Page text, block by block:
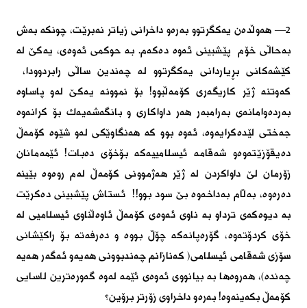
٢— هەوڵدەن یەكگرتوو بەرەو داخرانی زیاتر نەبرێت، چونكە بەش
بەحاڵی خۆم پێشبینی ئەوە دەكەم. بە حوكمی ئەوەی، یەكێ لە
كێشەكانی بڕیاردانی یەكگرتوو لە چەندین ساڵی رابردوودا،
كەوتنە ژێر كاریگەری كۆمەڵبوو! بۆ نموونە یەكێ لەو پاساوە
بەردەوامانەی بەرامبەر هەر داواكاری و بانگەشەیەك بۆ كرانەوە
جەختی لێدەكرایەوە، ئەوە بوو كە هەنگاوێكی لەو شێوە كۆمەڵ
دەیقۆزێتەوەو شەقامە ئیسلامییەكە بۆخۆی دەبات! ئێمەمانان
زۆرمان لێ داواكردن لە ژێر هەژموونی كۆمەڵ لەم روەوە بێینە
دەرەوە، بەڵام بەداخەوە بێ سود بوو!! ئستاش پێشبینی دەكرێت
بە دیوەكەی ترداو بە ناوی ئەوەی كۆمەڵ ئاوەڵناوی ئیسلامیی لە
خۆی كردۆتەوە، گۆرەپانەكە چۆڵ بووە و دەرفەتە بۆ راكێشانی
سۆزی شەقامی ئیسلامی( كەنازانم چەندبوونی هەیەو ئەگەر هەیە
چەندە)، هەروەها بە بیانووی ئەوەی ئێمە لەوە گەورەترین لاسایی
كۆمەڵ بكەینەوە! بەرەو داخراوی زۆرتر برۆین؟